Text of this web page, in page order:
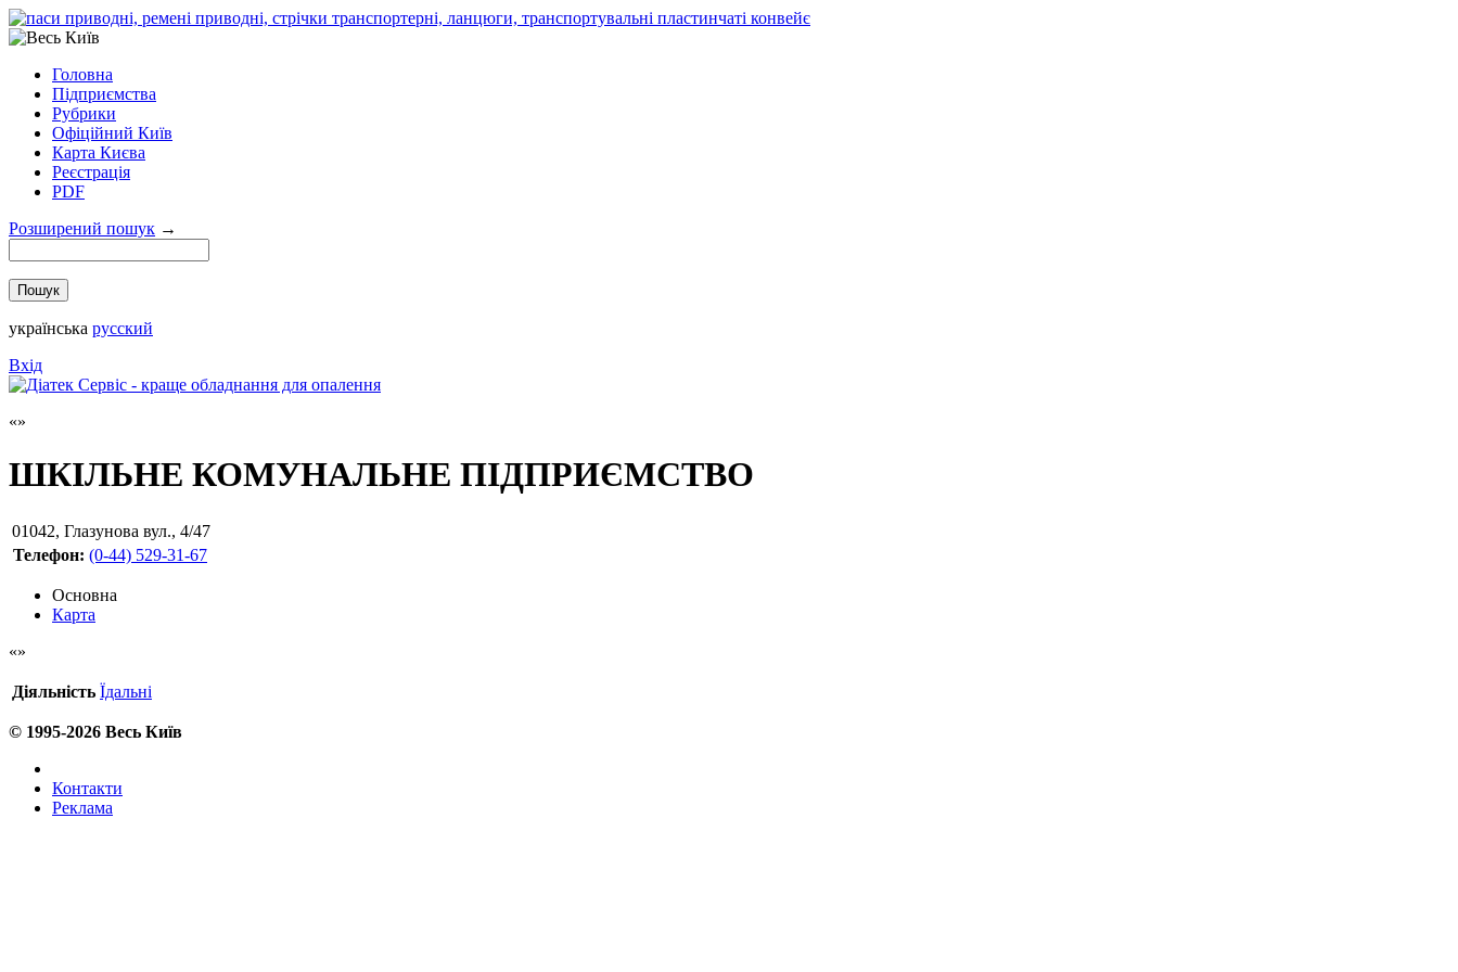
Головна
Підприємства
Рубрики
Офіційний Київ
Карта Києва
Реєстрація
PDF
Розширений пошук →
українська русский
Вхід
ШКІЛЬНЕ КОМУНАЛЬНЕ ПІДПРИЄМСТВО
01042, Глазунова вул., 4/47
Телефон: (0-44) 529-31-67
Основна
Карта
Діяльність Їдальні
© 1995-2026 Весь Київ
Контакти
Реклама